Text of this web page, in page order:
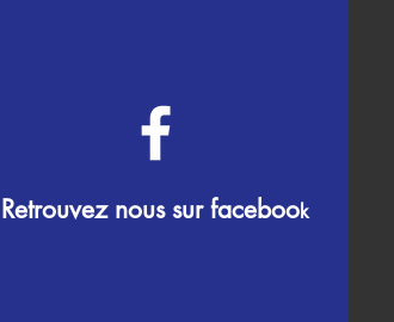
Retrouvez nous sur facebook